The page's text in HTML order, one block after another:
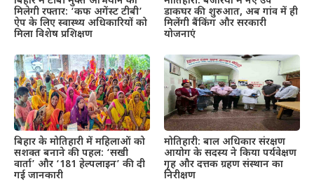
मिलेगी रफ्तार: ‘कफ अगेंस्ट टीबी’
ऐप के लिए स्वास्थ्य अधिकारियों को
मिला विशेष प्रशिक्षण
डाकघर की शुरुआत, अब गांव में ही
मिलेंगी बैंकिंग और सरकारी
योजनाएं
बिहार के मोतिहारी में महिलाओं को
सशक्त बनाने की पहल: ‘सखी
वार्ता’ और ‘181 हेल्पलाइन’ की दी
गई जानकारी
मोतिहारी: बाल अधिकार संरक्षण
आयोग के सदस्य ने किया पर्यवेक्षण
गृह और दत्तक ग्रहण संस्थान का
निरीक्षण